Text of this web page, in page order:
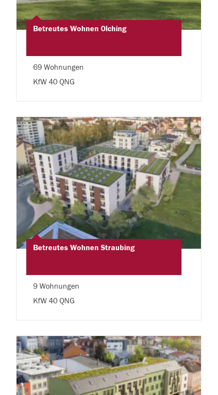
Betreutes Wohnen Olching
69 Wohnungen
KfW 40 QNG
Betreutes Wohnen Straubing
9 Wohnungen
KfW 40 QNG